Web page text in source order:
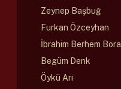
Zeynep Başbuğ
Furkan Özceyhan
İbrahim Berhem Bora
Begüm Denk
Öykü Arı